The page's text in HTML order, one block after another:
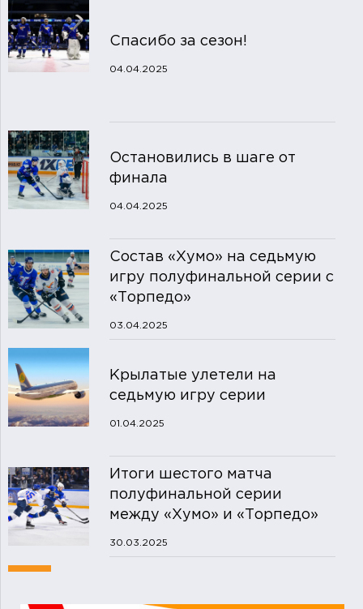
Спасибо за сезон!
04.04.2025
Остановились в шаге от
финала
04.04.2025
Состав «Хумо» на седьмую
игру полуфинальной серии с
«Торпедо»
03.04.2025
Крылатые улетели на
седьмую игру серии
01.04.2025
Итоги шестого матча
полуфинальной серии
между «Хумо» и «Торпедо»
30.03.2025